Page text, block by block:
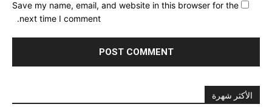
Save my name, email, and website in this browser for the
next time I comment.
الأكثر شهرة